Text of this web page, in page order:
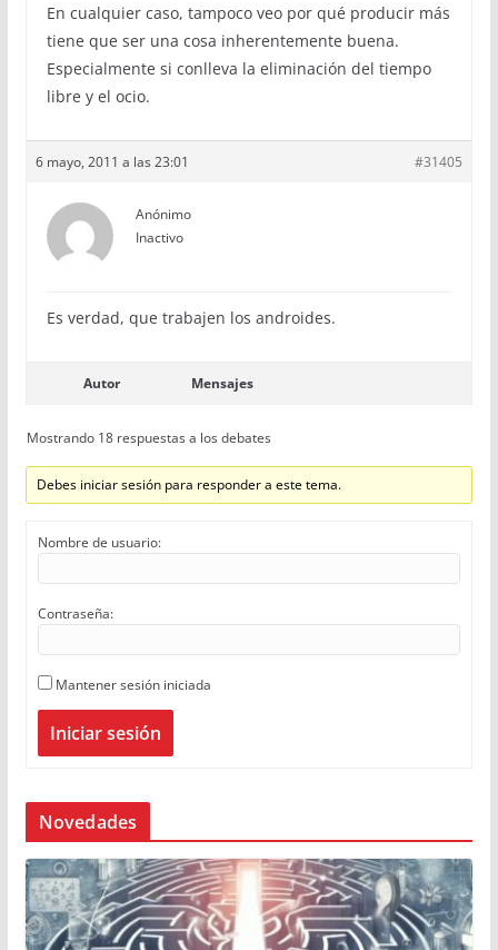
En cualquier caso, tampoco veo por qué producir más
tiene que ser una cosa inherentemente buena.
Especialmente si conlleva la eliminación del tiempo
libre y el ocio.
6 mayo, 2011 a las 23:01 #31405
Anónimo
Inactivo
Es verdad, que trabajen los androides.
Autor Mensajes
Mostrando 18 respuestas a los debates
Debes iniciar sesión para responder a este tema.
Nombre de usuario:
Contraseña:
Mantener sesión iniciada
Iniciar sesión
Novedades